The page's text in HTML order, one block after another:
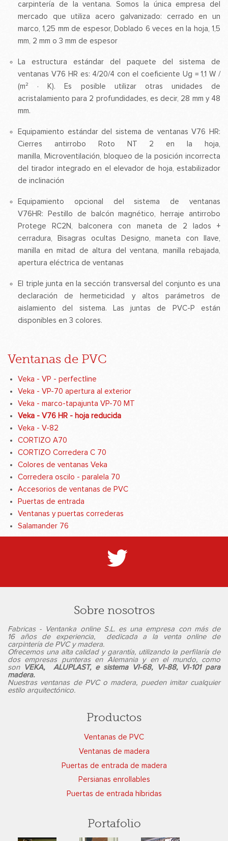
carpintería de la ventana. Somos la única empresa del
mercado que utiliza acero galvanizado: cerrado en un
marco, 1,25 mm de espesor, Doblado 6 veces en la hoja, 1,5
mm, 2 mm o 3 mm de espesor
La estructura estándar del paquete del sistema de
ventanas V76 HR es: 4/20/4 con el coeficiente Ug = 1,1 W /
(m² · K). Es posible utilizar otras unidades de
acristalamiento para 2 profundidades, es decir, 28 mm y 48
mm.
Equipamiento estándar del sistema de ventanas V76 HR:
Cierres antirrobo Roto NT 2 en la hoja,
manilla, Microventilación, bloqueo de la posición incorrecta
del tirador integrado en el elevador de hoja, estabilizador
de inclinación
Equipamiento opcional del sistema de ventanas
V76HR: Pestillo de balcón magnético, herraje antirrobo
Protege RC2N, balconera con maneta de 2 lados +
cerradura, Bisagras ocultas Designo, maneta con llave,
manilla en mitad de altura del ventana, manilla rebajada,
apertura eléctrica de ventanas
El triple junta en la sección transversal del conjunto es una
declaración de hermeticidad y altos parámetros de
aislamiento del sistema. Las juntas de PVC-P están
disponibles en 3 colores.
Ventanas de PVC
Veka - VP - perfectline
Veka - VP-70 apertura al exterior
Veka - marco-tapajunta VP-70 MT
Veka - V76 HR - hoja reducida
Veka - V-82
CORTIZO A70
CORTIZO Corredera C 70
Colores de ventanas Veka
Corredera oscilo - paralela 70
Accesorios de ventanas de PVC
Puertas de entrada
Ventanas y puertas correderas
Salamander 76
Sobre nosotros
Fabricas - Ventanka online S.L. es una empresa con más de
16 años de experiencia, dedicada a la
venta online de
carpintería de PVC y madera.
Ofrecemos una alta calidad y garantía, utilizando la perfilaría de
dos empresas punteras en Alemania y en el mundo, como
son VEKA, ALUPLAST, e sistema VI-68, VI-88, VI-101 para
madera.
Nuestras ventanas de PVC o madera, pueden imitar cualquier
estilo arquitectónico.
Productos
Ventanas de PVC
Ventanas de madera
Puertas de entrada de madera
Persianas enrollables
Puertas de entrada híbridas
Portafolio